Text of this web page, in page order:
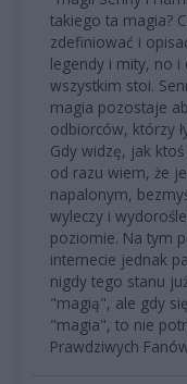
takiego ta magia?
zdefiniować i
legendy i mity, no i
wszystkim stoi.
magia pozostaje
odbiorców, którzy
Gdy widzę, jak
od razu wiem, że
napalonym,
wyleczy i
poziomie. Na tym
internecie jednak
nigdy tego stanu
"magią", ale gdy
"magia", to nie
Prawdziwych